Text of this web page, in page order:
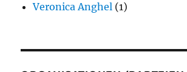
Veronica Anghel (1)